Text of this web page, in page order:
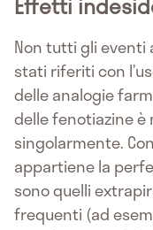
Non tutti gli eventi
stati riferiti con
delle analogie
delle fenotiazine
singolarmente.
appartiene la
sono quelli
frequenti (ad